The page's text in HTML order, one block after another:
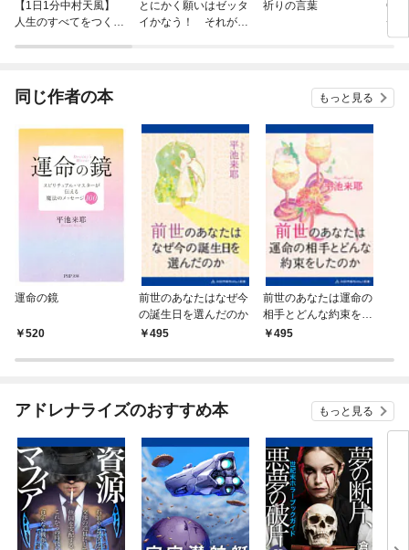
【1日1分中村天風】
人生のすべてをつくる
とにかく願いはゼッタ
イかなう！ それが
祈りの言葉
チ
さ
同じ作者の本 もっと見る
運命の鏡
520
前世のあなたはなぜ今
の誕生日を選んだのか
495
前世のあなたは運命の
相手とどんな約束をし
たのか
495
アドレナライズのおすすめ本 もっと見る